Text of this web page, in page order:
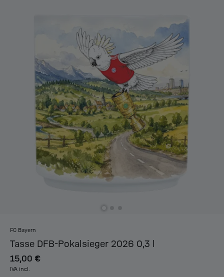
FC Bayern
Tasse DFB-Pokalsieger 2026 0,3 l
15,00 €
IVA incl.